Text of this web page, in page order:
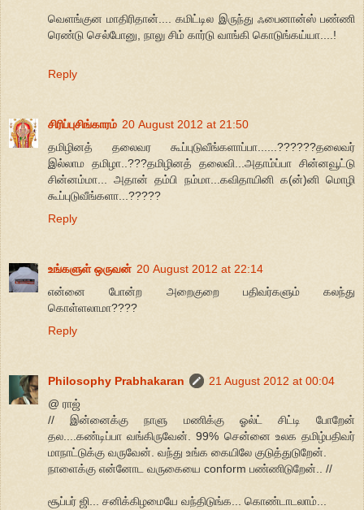
வெளங்குன மாதிரிதான்.... கமிட்டில இருந்து ஃபைனான்ஸ் பண்ணி
ரெண்டு செல்போனு, நாலு சிம் கார்டு வாங்கி கொடுங்கய்யா....!
Reply
சிரிப்புசிங்காரம் 20 August 2012 at 21:50
தமிழினத் தலைவர கூப்புடுவீங்களாப்பா......??????தலைவர்
இல்லாம தமிழா..???தமிழினத் தலைவி...அதாம்ப்பா சின்னவூட்டு
சின்னம்மா... அதான் தம்பி நம்மா...கவிதாயினி க(ன்)னி மொழி
கூப்புடுவீங்களா...?????
Reply
உங்களுள் ஒருவன் 20 August 2012 at 22:14
என்னை போன்ற அறைகுறை பதிவர்களும் கலந்து
கொள்ளலாமா????
Reply
Philosophy Prabhakaran
21 August 2012 at 00:04
@ ராஜ்
// இன்னைக்கு நாளு மணிக்கு ஓல்ட் சிட்டி போறேன்
தல....கண்டிப்பா வங்கிருவேன். 99% சென்னை உலக தமிழ்பதிவர்
மாநாட்டுக்கு வருவேன். வந்து உங்க கையிலே குடுத்துடுறேன்.
நாளைக்கு என்னோட வருகையை conform பண்ணிடுறேன்.. //
சூப்பர் ஜி... சனிக்கிழமையே வந்திடுங்க... கொண்டாடலாம்...